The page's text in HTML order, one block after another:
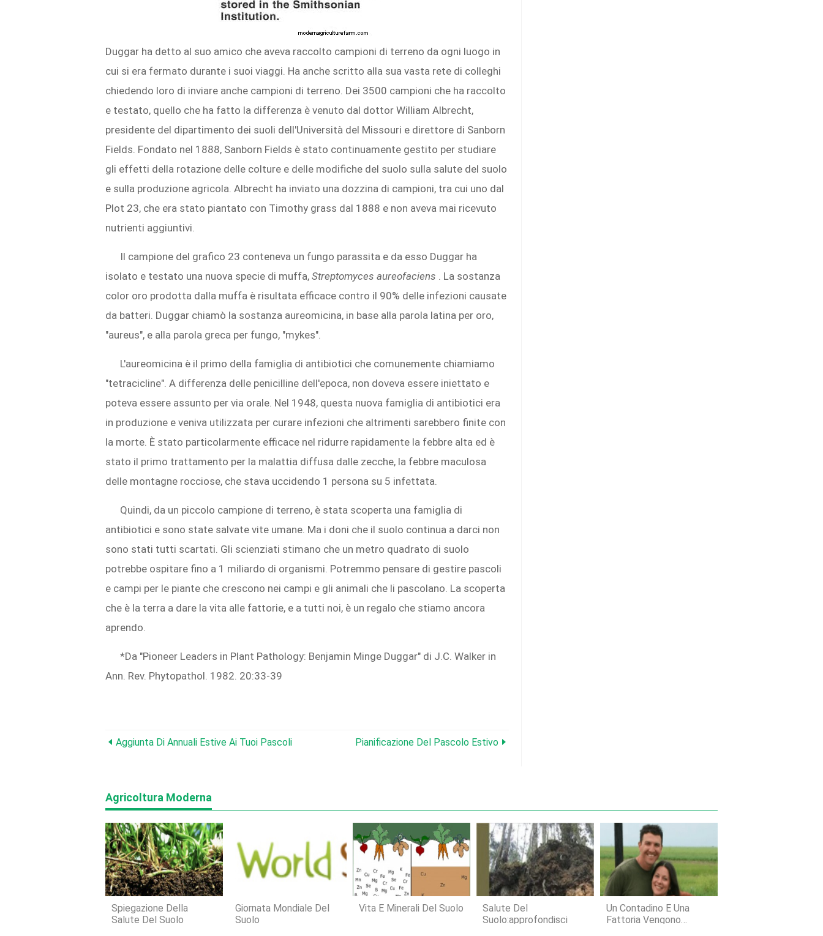
Duggar ha detto al suo amico che aveva raccolto campioni di terreno da ogni luogo in
cui si era fermato durante i suoi viaggi. Ha anche scritto alla sua vasta rete di colleghi
chiedendo loro di inviare anche campioni di terreno. Dei 3500 campioni che ha raccolto
e testato, quello che ha fatto la differenza è venuto dal dottor William Albrecht,
presidente del dipartimento dei suoli dell'Università del Missouri e direttore di Sanborn
Fields. Fondato nel 1888, Sanborn Fields è stato continuamente gestito per studiare
gli effetti della rotazione delle colture e delle modifiche del suolo sulla salute del suolo
e sulla produzione agricola. Albrecht ha inviato una dozzina di campioni, tra cui uno dal
Plot 23, che era stato piantato con Timothy grass dal 1888 e non aveva mai ricevuto
nutrienti aggiuntivi.
Il campione del grafico 23 conteneva un fungo parassita e da esso Duggar ha
isolato e testato una nuova specie di muffa, Streptomyces aureofaciens . La sostanza
color oro prodotta dalla muffa è risultata efficace contro il 90% delle infezioni causate
da batteri. Duggar chiamò la sostanza aureomicina, in base alla parola latina per oro,
"aureus", e alla parola greca per fungo, "mykes".
L'aureomicina è il primo della famiglia di antibiotici che comunemente chiamiamo
"tetracicline". A differenza delle penicilline dell'epoca, non doveva essere iniettato e
poteva essere assunto per via orale. Nel 1948, questa nuova famiglia di antibiotici era
in produzione e veniva utilizzata per curare infezioni che altrimenti sarebbero finite con
la morte. È stato particolarmente efficace nel ridurre rapidamente la febbre alta ed è
stato il primo trattamento per la malattia diffusa dalle zecche, la febbre maculosa
delle montagne rocciose, che stava uccidendo 1 persona su 5 infettata.
Quindi, da un piccolo campione di terreno, è stata scoperta una famiglia di
antibiotici e sono state salvate vite umane. Ma i doni che il suolo continua a darci non
sono stati tutti scartati. Gli scienziati stimano che un metro quadrato di suolo
potrebbe ospitare fino a 1 miliardo di organismi. Potremmo pensare di gestire pascoli
e campi per le piante che crescono nei campi e gli animali che li pascolano. La scoperta
che è la terra a dare la vita alle fattorie, e a tutti noi, è un regalo che stiamo ancora
aprendo.
*Da "Pioneer Leaders in Plant Pathology: Benjamin Minge Duggar" di J.C. Walker in
Ann. Rev. Phytopathol. 1982. 20:33-39
Aggiunta Di Annuali Estive Ai Tuoi Pascoli Pianificazione Del Pascolo Estivo
Agricoltura Moderna
Spiegazione Della
Salute Del Suolo
Giornata Mondiale Del
Suolo
Vita E Minerali Del Suolo
Salute Del
Suolo:approfondisci
Un Contadino E Una
Fattoria Vengono